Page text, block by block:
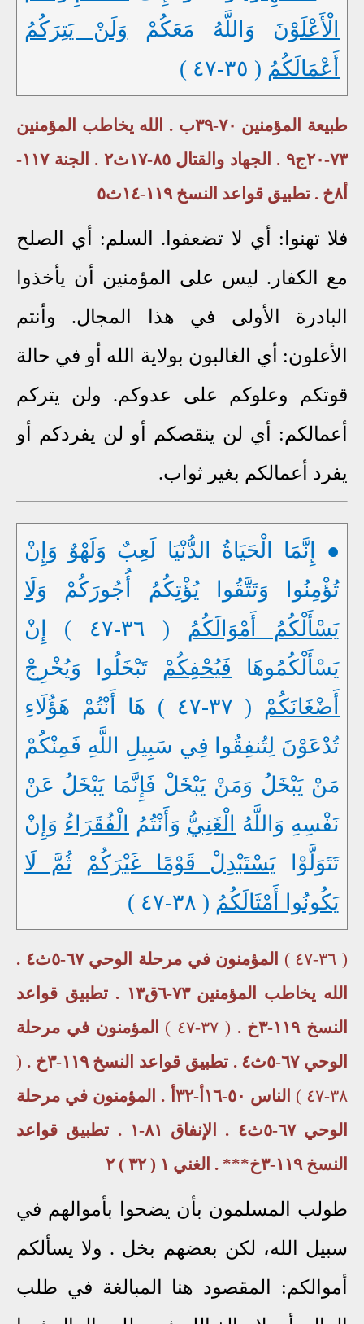
الْأَعْلَوْنَ وَاللَّهُ مَعَكُمْ وَلَنْ يَتِرَكُمُ
أَعْمَالَكُمُ ( ٣٥-٤٧ )
طبيعة المؤمنين ٧٠-٣٩ب . الله يخاطب المؤمنين
٧٣-٢٠ج٩ . الجهاد والقتال ٨٥-١٧ث٢ . الجنة ١١٧-
أ٨خ . تطبيق قواعد النسخ ١١٩-١٤ث٥
فلا تهنوا: أي لا تضعفوا. السلم: أي الصلح
مع الكفار. ليس على المؤمنين أن يأخذوا
البادرة الأولى في هذا المجال. وأنتم
الأعلون: أي الغالبون بولاية الله أو في حالة
قوتكم وعلوكم على عدوكم. ولن يتركم
أعمالكم: أي لن ينقصكم أو لن يفردكم أو
يفرد أعمالكم بغير ثواب.
● إِنَّمَا الْحَيَاةُ الدُّنْيَا لَعِبٌ وَلَهْوٌ وَإِنْ
تُؤْمِنُوا وَتَتَّقُوا يُؤْتِكُمُ أُجُورَكُمْ وَلَا
يَسْأَلْكُمُ أَمْوَالَكُمُ
( ٣٦-٤٧ ) إِنْ
يَسْأَلْكُمُوهَا فَيُحْفِكُمْ تَبْخَلُوا وَيُخْرِجْ
أَضْغَانَكُمْ
( ٣٧-٤٧ ) هَا أَنْتُمْ هَؤُلَاءِ
تُدْعَوْنَ لِتُنفِقُوا فِي سَبِيلِ اللَّهِ فَمِنْكُمْ
مَنْ يَبْخَلُ وَمَنْ يَبْخَلْ فَإِنَّمَا يَبْخَلُ عَنْ
نَفْسِهِ وَاللَّهُ
الْغَنِيُّ وَأَنْتُمُ الْفُقَرَاءُ وَإِنْ
تَتَوَلَّوْا يَسْتَبْدِلْ قَوْمًا غَيْرَكُمْ
ثُمَّ لَا
يَكُونُوا أَمْثَالَكُمُ ( ٣٨-٤٧ )
( ٣٦-٤٧ )
المؤمنون في مرحلة الوحي ٦٧-٥ث٤ .
الله يخاطب المؤمنين ٧٣-٦ق١٣ . تطبيق قواعد
النسخ ١١٩-٣خ .
( ٣٧-٤٧ )
المؤمنون في مرحلة
الوحي ٦٧-٥ث٤ . تطبيق قواعد النسخ ١١٩-٣خ .
(
٣٨-٤٧ )
الناس ٥٠-١٦أ-٣٢أ . المؤمنون في مرحلة
الوحي ٦٧-٥ث٤ . الإنفاق ٨١-١ . تطبيق قواعد
النسخ ١١٩-٣خ*** . الغني ١ ( ٣٢ ) ٢
طولب المسلمون بأن يضحوا بأموالهم في
سبيل الله، لكن بعضهم بخل . ولا يسألكم
أموالكم: المقصود هنا المبالغة في طلب